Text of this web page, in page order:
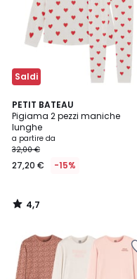
Saldi
PETIT BATEAU
Pigiama 2 pezzi maniche
lunghe
a partire da
32,00 €
27,20 € -15%
4,7
/ 5
4,7
/